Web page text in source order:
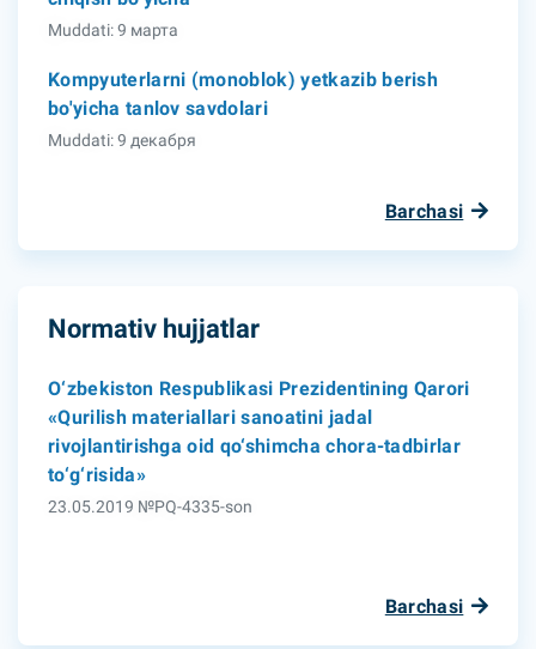
Muddati: 9 марта
Kompyuterlarni (monoblok) yetkazib berish
bo'yicha tanlov savdolari
Muddati: 9 декабря
Barchasi
Normativ hujjatlar
O‘zbekiston Respublikasi Prezidentining Qarori
«Qurilish materiallari sanoatini jadal
rivojlantirishga oid qo‘shimcha chora-tadbirlar
to‘g‘risida»
23.05.2019 №PQ-4335-son
Barchasi